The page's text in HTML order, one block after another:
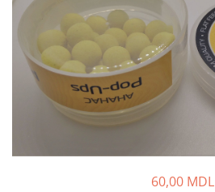
Accesorii, monturi crap
Rod Pod, picheti, suporti
Carlige crap
Avertizoare si swingere
Pescuit Feeder, Stationar, Pluta
Lansete Feeder, Stationar, Pluta
Fire feeder, stationar
60,00 MDL